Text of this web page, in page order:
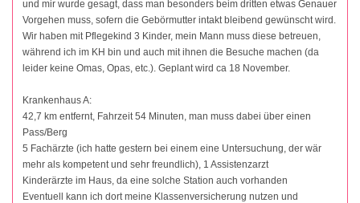
und mir wurde gesagt, dass man besonders beim dritten etwas Genauer
Vorgehen muss, sofern die Gebörmutter intakt bleibend gewünscht wird.
Wir haben mit Pflegekind 3 Kinder, mein Mann muss diese betreuen,
während ich im KH bin und auch mit ihnen die Besuche machen (da
leider keine Omas, Opas, etc.). Geplant wird ca 18 November.
Krankenhaus A:
42,7 km entfernt, Fahrzeit 54 Minuten, man muss dabei über einen
Pass/Berg
5 Fachärzte (ich hatte gestern bei einem eine Untersuchung, der wär
mehr als kompetent und sehr freundlich), 1 Assistenzarzt
Kinderärzte im Haus, da eine solche Station auch vorhanden
Eventuell kann ich dort meine Klassenversicherung nutzen und